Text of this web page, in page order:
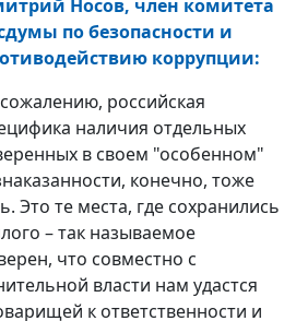
Носов, член комитета
по безопасности и
коррупции:
российская
наличия отдельных
в своем "особенном"
конечно, тоже
Это те места, где сохранились
– так называемое
что совместно с
власти нам удастся
к ответственности и